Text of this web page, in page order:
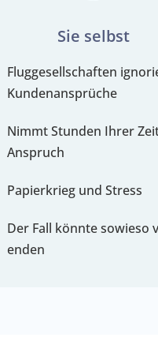
Sie selbst
Fluggesellschaften
Kundenansprüche
Nimmt Stunden Ihrer
Anspruch
Papierkrieg und Stress
Der Fall könnte sowieso
enden